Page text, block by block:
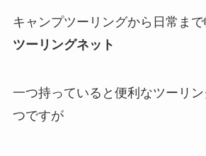
キャンプツーリングから日常ま
ツーリングネット
一つ持っていると便利なツーリ
つですが